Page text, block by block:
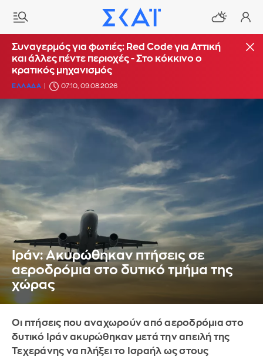
Συναγερμός για φωτιές: Red Code για Αττική
και άλλες πέντε περιοχές - Στο κόκκινο ο
κρατικός μηχανισμός
ΕΛΛΑΔΑ 07:10, 09.08.2026
Ιράν: Ακυρώθηκαν πτήσεις σε
αεροδρόμια στο δυτικό τμήμα της
χώρας
Οι πτήσεις που αναχωρούν από αεροδρόμια στο
δυτικό Ιράν ακυρώθηκαν μετά την απειλή της
Τεχεράνης να πλήξει το Ισραήλ ως στους